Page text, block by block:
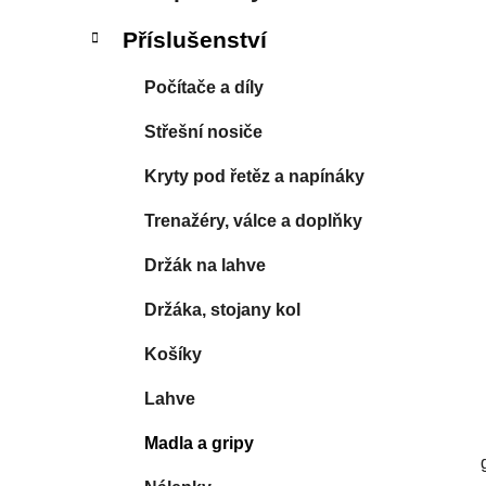
p
Příslušenství
Počítače a díly
Střešní nosiče
Kryty pod řetěz a napínáky
Trenažéry, válce a doplňky
Držák na lahve
Držáka, stojany kol
Košíky
Lahve
Madla a gripy